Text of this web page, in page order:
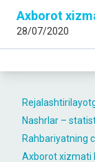
Nashrlar –
Rahbariyatning
Axborot xizmati
Axborot
28/07/2020